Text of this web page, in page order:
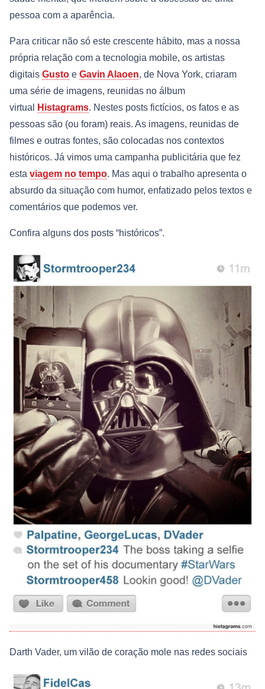
pessoa com a aparência.
Para criticar não só este crescente hábito, mas a nossa
própria relação com a tecnologia mobile, os artistas
digitais Gusto e Gavin Alaoen, de Nova York, criaram
uma série de imagens, reunidas no álbum
virtual
Histagrams. Nestes posts fictícios, os fatos e as
pessoas são (ou foram) reais. As imagens, reunidas de
filmes e outras fontes, são colocadas nos contextos
históricos. Já vimos uma campanha publicitária que fez
esta viagem no tempo. Mas aqui o trabalho apresenta o
absurdo da situação com humor, enfatizado pelos textos e
comentários que podemos ver.
Confira alguns dos posts “históricos”.
Darth Vader, um vilão de coração mole nas redes sociais